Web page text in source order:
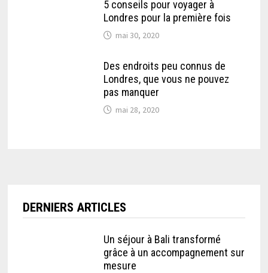
5 conseils pour voyager à
Londres pour la première fois
mai 30, 2020
Des endroits peu connus de
Londres, que vous ne pouvez
pas manquer
mai 28, 2020
DERNIERS ARTICLES
Un séjour à Bali transformé
grâce à un accompagnement sur
mesure